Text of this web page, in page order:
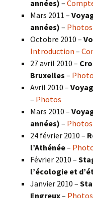
années) –
Mars 2011 –
années) – Photos
Octobre 2010 –
Introduction –
27 avril 2010 –
Bruxelles –
Avril 2010 –
– Photos
Mars 2010 –
années) – Photos
24 février 2010 –
l’Athénée–
Février 2010 –
l’écologie et
Janvier 2010 –
Engreux– Photos